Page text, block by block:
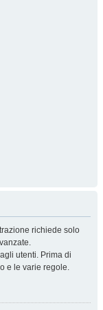
richiede solo
utenti. Prima di
e le varie regole.